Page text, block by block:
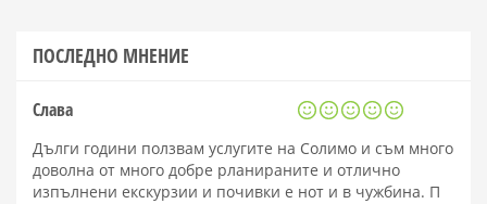
ПОСЛЕДНО МНЕНИЕ
Слава
Дълги години ползвам услугите на Солимо и съм много
доволна от много добре рланираните и отлично
изпълнени екскурзии и почивки е нот и в чужбина. П